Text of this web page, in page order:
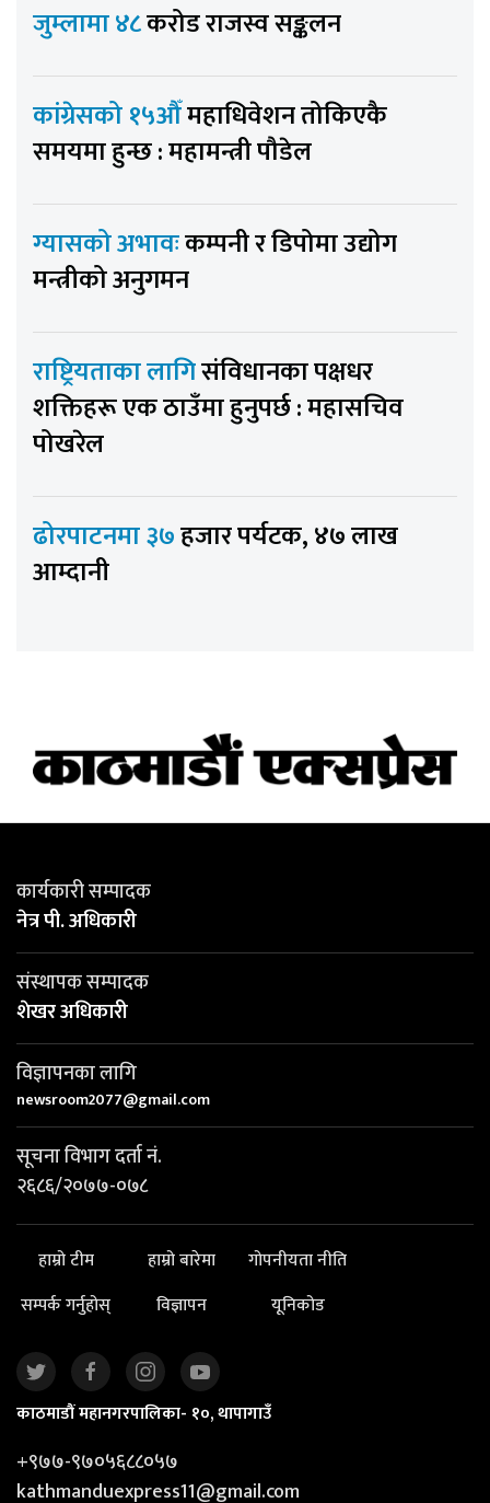
जुम्लामा ४८करोड राजस्व सङ्कलन
कांग्रेसको १५औँमहाधिवेशन तोकिएकै
समयमा हुन्छ : महामन्त्री पौडेल
ग्यासको अभावःकम्पनी र डिपोमा उद्योग
मन्त्रीको अनुगमन
राष्ट्रियताका लागिसंविधानका पक्षधर
शक्तिहरू एक ठाउँमा हुनुपर्छ : महासचिव
पोखरेल
ढोरपाटनमा ३७हजार पर्यटक, ४७ लाख
आम्दानी
कार्यकारी सम्पादक
नेत्र पी. अधिकारी
संस्थापक सम्पादक
शेखर अधिकारी
विज्ञापनका लागि
newsroom2077@gmail.com
सूचना विभाग दर्ता नं.
२६८६/२०७७-०७८
हाम्रो टीम हाम्रो बारेमा
गोपनीयता नीति
सम्पर्क गर्नुहोस्
विज्ञापन यूनिकोड
काठमाडौं महानगरपालिका- १०, थापागाउँ
+९७७-९७०५६८८०५७
kathmanduexpress11@gmail.com